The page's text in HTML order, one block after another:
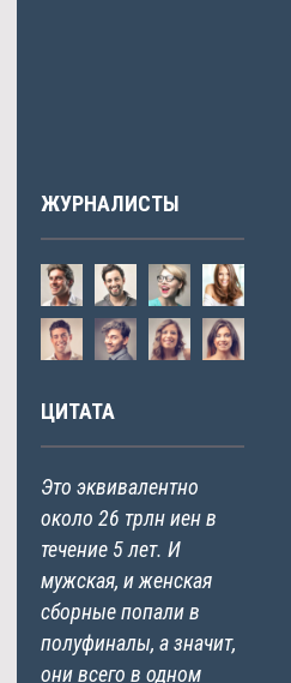
ЖУРНАЛИСТЫ
ЦИТАТА
Это эквивалентно
около 26 трлн иен в
течение 5 лет. И
мужская, и женская
сборные попали в
полуфиналы, а значит,
они всего в одном